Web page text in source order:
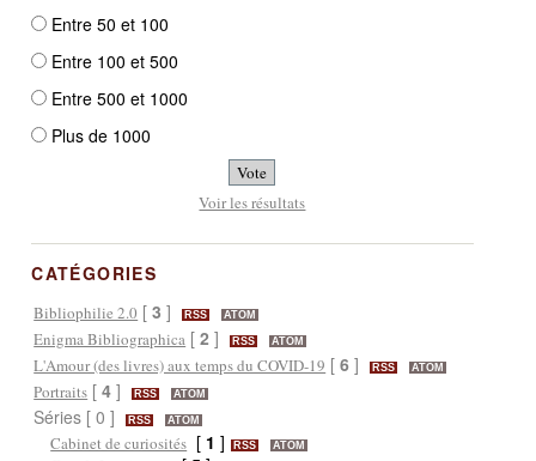
Entre 50 et 100
Entre 100 et 500
Entre 500 et 1000
Plus de 1000
Voir les résultats
CATÉGORIES
Bibliophilie 2.0 [3 ] RSS ATOM
Enigma Bibliographica [2 ] RSS ATOM
L'Amour (des livres) aux temps du COVID-19 [6 ] RSS ATOM
Portraits [4 ] RSS ATOM
Séries [ 0 ] RSS ATOM
Cabinet de curiosités [ 1 ] RSS ATOM